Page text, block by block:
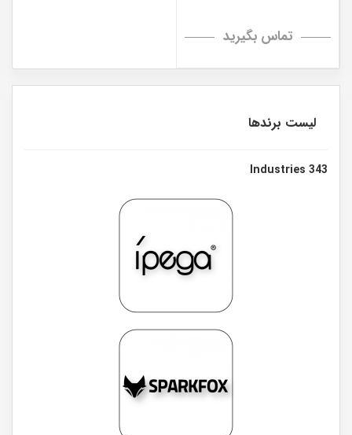
تماس بگیرید
لیست برندها
343 Industries